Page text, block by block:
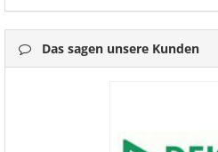
Das sagen unsere Kunden